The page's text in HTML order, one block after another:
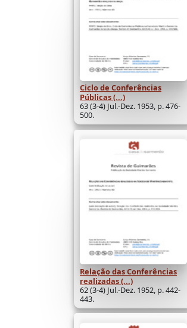
Ciclo de Conferências
Públicas (...)
63 (3-4) Jul.-Dez. 1953, p. 476-
500.
Relação das Conferências
realizadas (...)
62 (3-4) Jul.-Dez. 1952, p. 442-
443.